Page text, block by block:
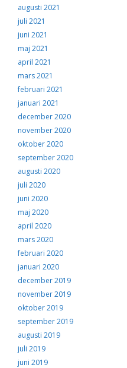
augusti 2021
juli 2021
juni 2021
maj 2021
april 2021
mars 2021
februari 2021
januari 2021
december 2020
november 2020
oktober 2020
september 2020
augusti 2020
juli 2020
juni 2020
maj 2020
april 2020
mars 2020
februari 2020
januari 2020
december 2019
november 2019
oktober 2019
september 2019
augusti 2019
juli 2019
juni 2019